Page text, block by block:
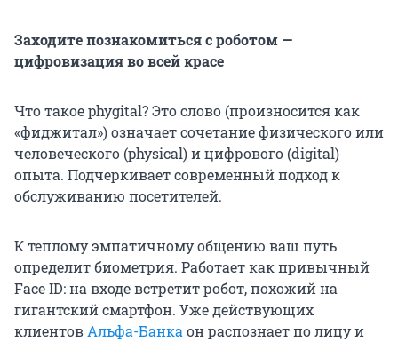
Заходите познакомиться с роботом —
цифровизация во всей красе
Что такое phygital? Это слово (произносится как
«фиджитал») означает сочетание физического или
человеческого (physical) и цифрового (digital)
опыта. Подчеркивает современный подход к
обслуживанию посетителей.
К теплому эмпатичному общению ваш путь
определит биометрия. Работает как привычный
Face ID: на входе встретит робот, похожий на
гигантский смартфон. Уже действующих
клиентовАльфа-Банкаон распознает по лицу и